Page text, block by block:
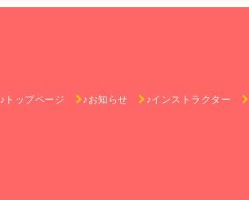
♪トップページ ♪お知らせ ♪インストラクター